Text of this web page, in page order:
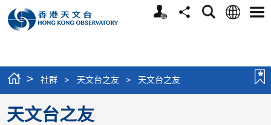
个
分
搜
语
选
> 社群 > 天文台之友 > 天文台之友
天文台之友